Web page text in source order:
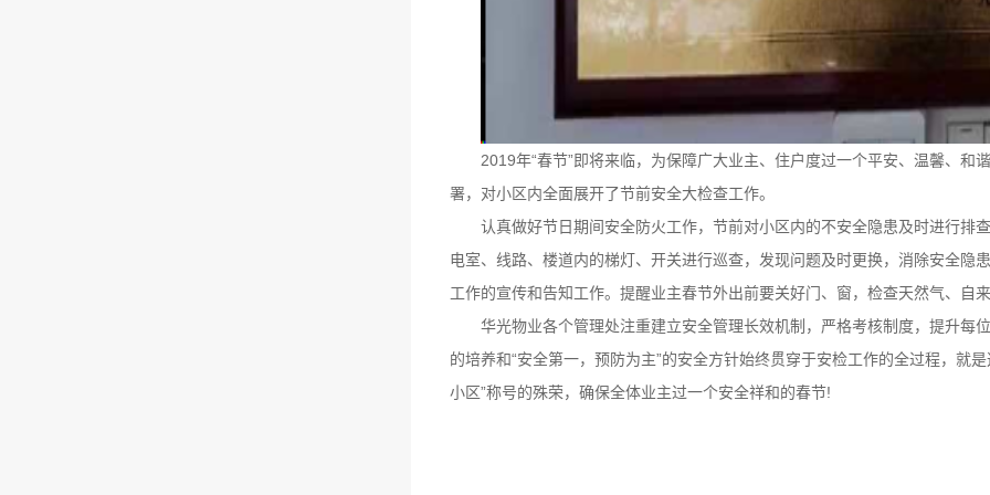
2019年“春节”即将来临，为保障广大业主、住户度过一个平安、温馨、
署，对小区内全面展开了节前安全大检查工作。
认真做好节日期间安全防火工作，节前对小区内的不安全隐患及时进行排
电室、线路、楼道内的梯灯、开关进行巡查，发现问题及时更换，消除安全隐
工作的宣传和告知工作。提醒业主春节外出前要关好门、窗，检查天然气、自
华光物业各个管理处注重建立安全管理长效机制，严格考核制度，提升每
的培养和“安全第一，预防为主”的安全方针始终贯穿于安检工作的全过程，就
小区”称号的殊荣，确保全体业主过一个安全祥和的春节!